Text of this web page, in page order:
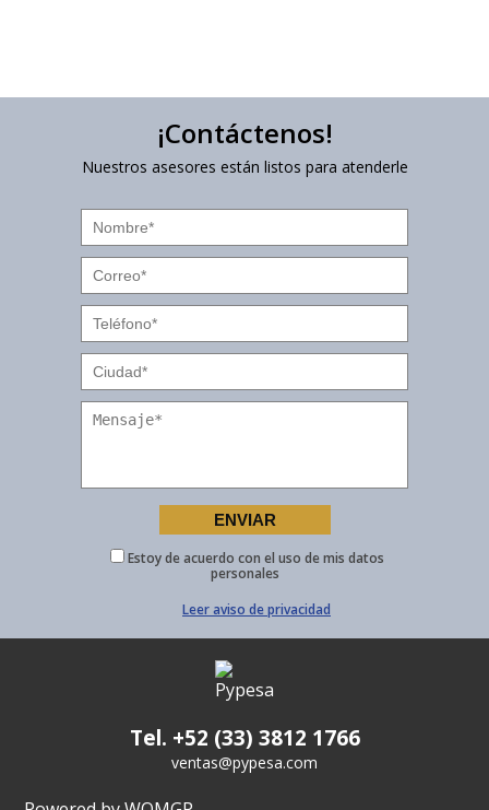
¡Contáctenos!
Nuestros asesores están listos para atenderle
Estoy de acuerdo con el uso de mis datos
personales
Leer aviso de privacidad
Tel. +52 (33) 3812 1766
ventas@pypesa.com